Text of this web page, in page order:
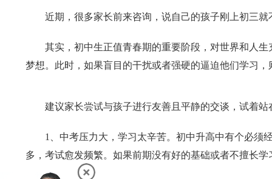
近期，很多家长前来咨询，说自己的孩子刚上初三
其实，初中生正值青春期的重要阶段，对世界和人
梦想。此时，如果盲目的干扰或者强硬的逼迫他们学习，
建议家长尝试与孩子进行友善且平静的交谈，试着
1、 中考压力大，学习太辛苦。初中升高中有个必须
多，考试愈发频繁。如果前期没有好的基础或者不擅长